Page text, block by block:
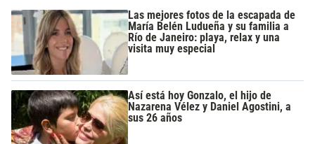
Las mejores fotos de la escapada de
María Belén Ludueña y su familia a
Río de Janeiro: playa, relax y una
visita muy especial
Así está hoy Gonzalo, el hijo de
Nazarena Vélez y Daniel Agostini, a
sus 26 años